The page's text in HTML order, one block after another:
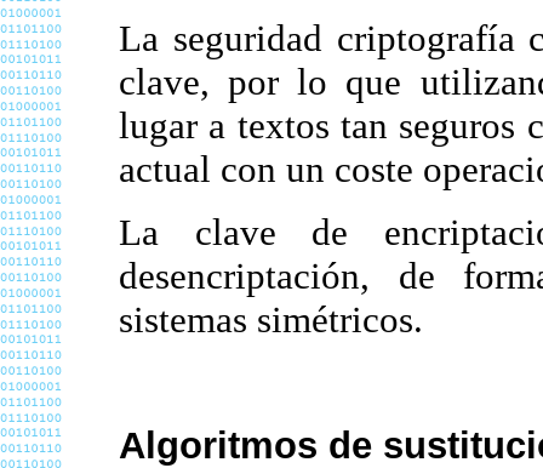
La seguridad criptografía
clave, por lo que
lugar a textos tan seguros
actual con un coste
La clave de
desencriptación, de
sistemas simétricos.
Algoritmos de